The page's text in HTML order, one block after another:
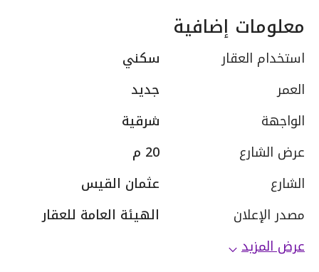
معلومات إضافية
استخدام العقار
سكني
العمر
جديد
الواجهة
شرقية
عرض الشارع
20 م
الشارع
عثمان القيس
مصدر الإعلان
الهيئة العامة للعقار
عرض المزيد